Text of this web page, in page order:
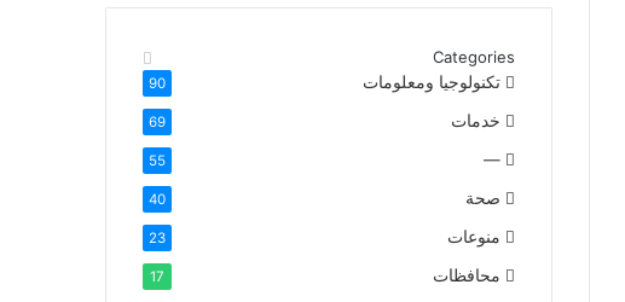
Categories
تكنولوجيا ومعلومات
90
خدمات 69
—
55
صحة 40
منوعات 23
محافظات 17